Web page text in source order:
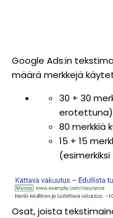
Google Ads:in
määrä merkkejä
30 + 30
erotettuna)
80 merkkiä
15 + 15
Osat, joista